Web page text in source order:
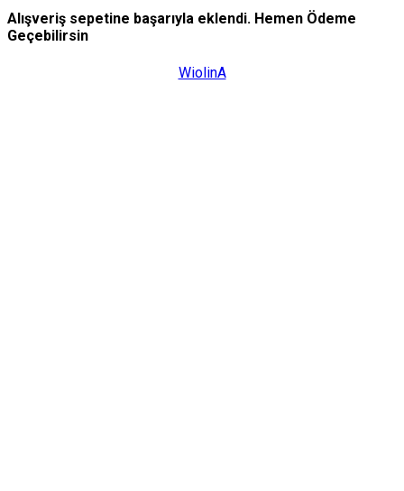
Alışveriş sepetine başarıyla eklendi. Hemen Ödeme
Geçebilirsin
WiolinA